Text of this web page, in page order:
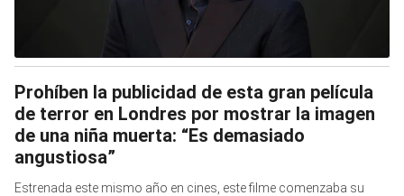
Prohíben la publicidad de esta gran película
de terror en Londres por mostrar la imagen
de una niña muerta: “Es demasiado
angustiosa”
Estrenada este mismo año en cines, este filme comenzaba su